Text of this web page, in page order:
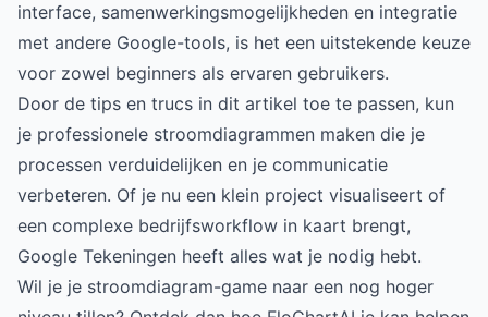
interface, samenwerkingsmogelijkheden en integratie
met andere Google-tools, is het een uitstekende keuze
voor zowel beginners als ervaren gebruikers.
Door de tips en trucs in dit artikel toe te passen, kun
je professionele stroomdiagrammen maken die je
processen verduidelijken en je communicatie
verbeteren. Of je nu een klein project visualiseert of
een complexe bedrijfsworkflow in kaart brengt,
Google Tekeningen heeft alles wat je nodig hebt.
Wil je je stroomdiagram-game naar een nog hoger